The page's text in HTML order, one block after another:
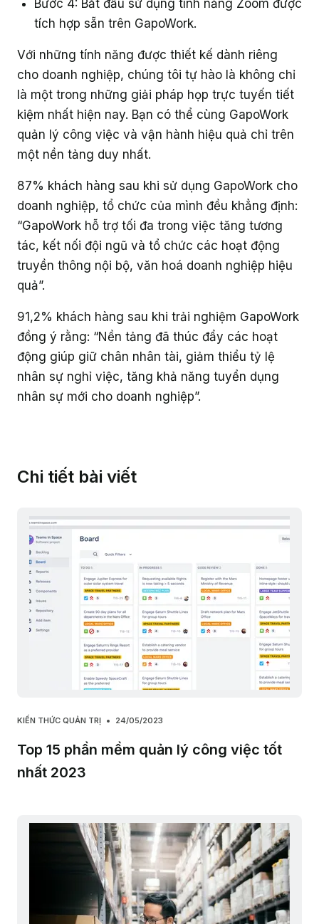
Bước 4: Bắt đầu sử dụng tính năng Zoom được
tích hợp sẵn trên GapoWork.
Với những tính năng được thiết kế dành riêng
cho doanh nghiệp, chúng tôi tự hào là không chỉ
là một trong những giải pháp họp trực tuyến tiết
kiệm nhất hiện nay. Bạn có thể cùng GapoWork
quản lý công việc và vận hành hiệu quả chỉ trên
một nền tảng duy nhất.
87% khách hàng sau khi sử dụng GapoWork cho
doanh nghiệp, tổ chức của mình đều khẳng định:
“GapoWork hỗ trợ tối đa trong việc tăng tương
tác, kết nối đội ngũ và tổ chức các hoạt động
truyền thông nội bộ, văn hoá doanh nghiệp hiệu
quả”.
91,2% khách hàng sau khi trải nghiệm GapoWork
đồng ý rằng: “Nền tảng đã thúc đẩy các hoạt
động giúp giữ chân nhân tài, giảm thiểu tỷ lệ
nhân sự nghỉ việc, tăng khả năng tuyển dụng
nhân sự mới cho doanh nghiệp”.
Chi tiết bài viết
KIẾN THỨC QUẢN TRỊ 24/05/2023
Top 15 phần mềm quản lý công việc tốt
nhất 2023